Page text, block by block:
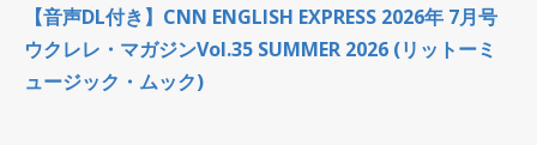
【音声DL付き】CNN ENGLISH EXPRESS 2026年 7月号
ウクレレ・マガジンVol.35 SUMMER 2026 (リットーミ
ュージック・ムック)